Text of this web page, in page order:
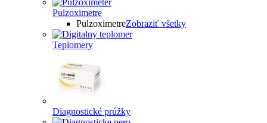
Pulzoximetre
PulzoximetreZobraziť všetky
Teplomery
Diagnostické prúžky